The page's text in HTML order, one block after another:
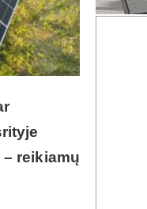
reikiamų